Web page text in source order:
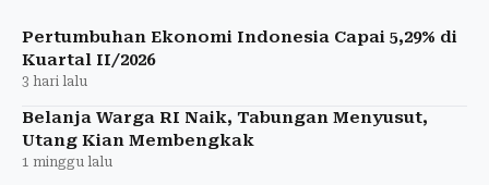
Pertumbuhan Ekonomi Indonesia Capai 5,29% di
Kuartal II/2026
3 hari lalu
Belanja Warga RI Naik, Tabungan Menyusut,
Utang Kian Membengkak
1 minggu lalu